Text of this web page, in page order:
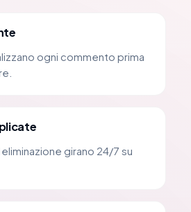
ogni commento prima
girano 24/7 su